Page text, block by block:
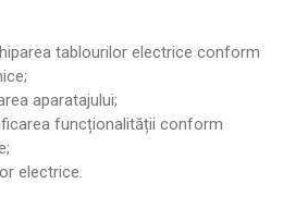
tablourilor electrice conform
aparatajului;
funcționalității conform
electrice.